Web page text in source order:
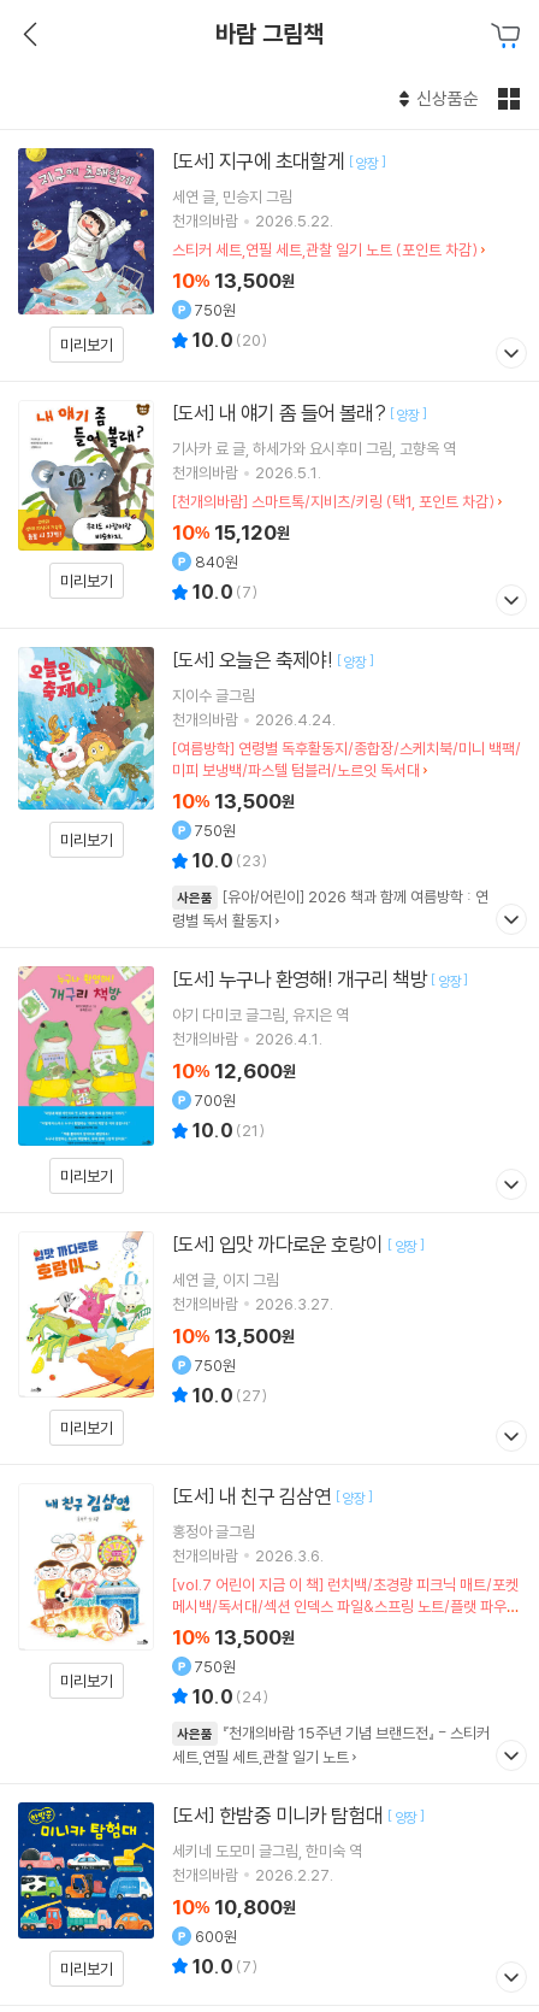
바람 그림책
신상품순
미리보기
[도서] 지구에 초대할게 [양장]
세연 글 민승지 그림
천개의바람
2026.5.22.
스티커 세트,연필 세트,관찰 일기 노트 (포인트 차감)
10% 13,500원
750원
10.0 (20)
미리보기
[도서] 내 얘기 좀 들어 볼래? [양장]
기사카 료글 하세가와 요시후미 그림 고향옥 역
천개의바람
2026.5.1.
[천개의바람] 스마트톡/지비츠/키링 (택1, 포인트 차감)
10% 15,120원
840원
10.0 (7)
미리보기
[도서] 오늘은 축제야! [양장]
지이수글그림
천개의바람
2026.4.24.
[여름방학] 연령별 독후활동지/종합장/스케치북/미니 백팩/
미피 보냉백/파스텔 텀블러/노르잇 독서대
10% 13,500원
750원
10.0 (23)
사은품
[유아/어린이] 2026 책과 함께 여름방학 : 연
령별 독서 활동지
미리보기
[도서] 누구나 환영해! 개구리 책방 [ 양장]
야기 다미코글그림 유지은 역
천개의바람
2026.4.1.
10% 12,600원
700원
10.0 (21)
미리보기
[도서] 입맛 까다로운 호랑이 [ 양장]
세연 글 이지 그림
천개의바람
2026.3.27.
10% 13,500원
750원
10.0 (27)
미리보기
[도서] 내 친구 김삼연 [양장]
홍정아글그림
천개의바람
2026.3.6.
[vol.7 어린이 지금 이 책] 런치백/초경량 피크닉 매트/포켓
메시백/독서대/섹션 인덱스 파일&스프링 노트/플랫 파우치
(포인트차감)
10% 13,500원
750원
10.0 (24)
사은품
『천개의바람 15주년 기념 브랜드전』 - 스티커
세트,연필 세트,관찰 일기 노트
미리보기
[도서] 한밤중 미니카 탐험대 [ 양장]
세키네 도모미 글그림 한미숙 역
천개의바람
2026.2.27.
10% 10,800원
600원
10.0 (7)